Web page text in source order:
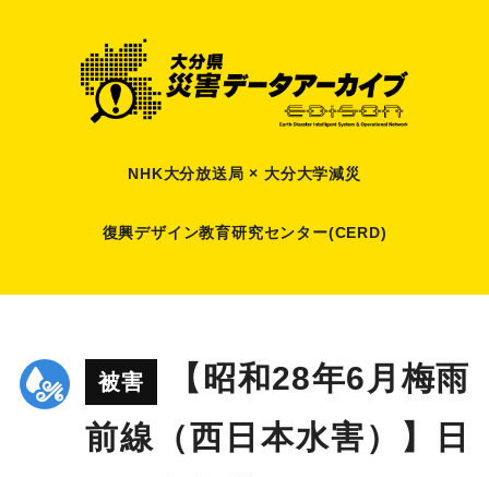
NHK大分放送局 × 大分大学減災
復興デザイン教育研究センター(CERD)
被害
【昭和28年6月梅雨
前線（西日本水害）】日